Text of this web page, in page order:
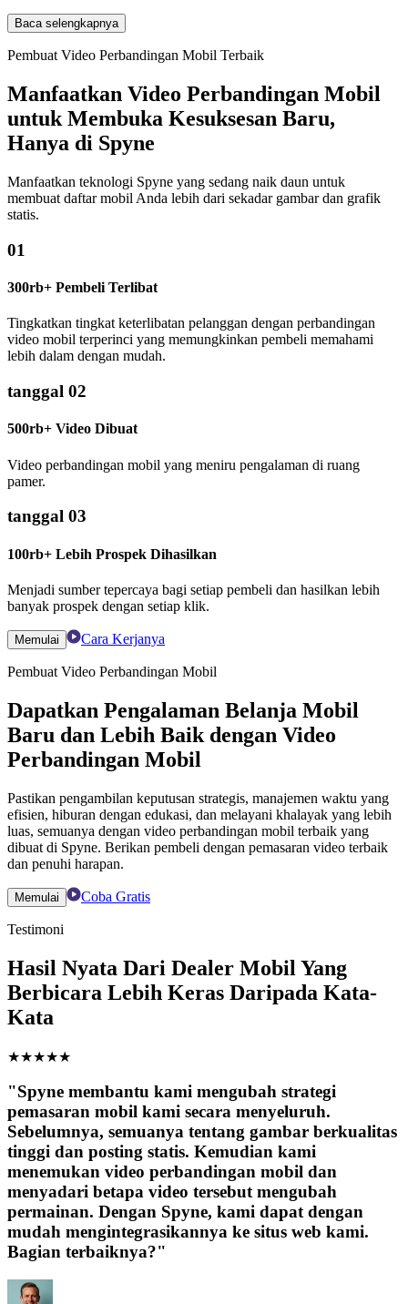
Baca selengkapnya
Pembuat Video Perbandingan Mobil Terbaik
Manfaatkan Video Perbandingan Mobil
untuk Membuka Kesuksesan Baru,
Hanya di Spyne
Manfaatkan teknologi Spyne yang sedang naik daun untuk
membuat daftar mobil Anda lebih dari sekadar gambar dan grafik
statis.
01
300rb+ Pembeli Terlibat
Tingkatkan tingkat keterlibatan pelanggan dengan perbandingan
video mobil terperinci yang memungkinkan pembeli memahami
lebih dalam dengan mudah.
tanggal 02
500rb+ Video Dibuat
Video perbandingan mobil yang meniru pengalaman di ruang
pamer.
tanggal 03
100rb+ Lebih Prospek Dihasilkan
Menjadi sumber tepercaya bagi setiap pembeli dan hasilkan lebih
banyak prospek dengan setiap klik.
Memulai Cara Kerjanya
Pembuat Video Perbandingan Mobil
Dapatkan Pengalaman Belanja Mobil
Baru dan Lebih Baik dengan Video
Perbandingan Mobil
Pastikan pengambilan keputusan strategis, manajemen waktu yang
efisien, hiburan dengan edukasi, dan melayani khalayak yang lebih
luas, semuanya dengan video perbandingan mobil terbaik yang
dibuat di Spyne. Berikan pembeli dengan pemasaran video terbaik
dan penuhi harapan.
Memulai Coba Gratis
Testimoni
Hasil Nyata Dari Dealer Mobil Yang
Berbicara Lebih Keras Daripada Kata-
Kata
★★★★★
"Spyne membantu kami mengubah strategi
pemasaran mobil kami secara menyeluruh.
Sebelumnya, semuanya tentang gambar berkualitas
tinggi dan posting statis. Kemudian kami
menemukan video perbandingan mobil dan
menyadari betapa video tersebut mengubah
permainan. Dengan Spyne, kami dapat dengan
mudah mengintegrasikannya ke situs web kami.
Bagian terbaiknya?"